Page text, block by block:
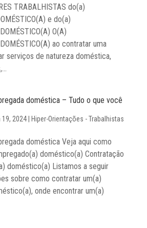
TRABALHISTAS do(a)
e do(a)
O(A)
ao contratar uma
serviços de natureza doméstica,
doméstica – Tudo o que você
19, 2024| Hiper-Orientações - Trabalhistas
doméstica Veja aqui como
doméstico(a) Contratação
doméstico(a) Listamos a seguir
sobre como contratar um(a)
onde encontrar um(a)